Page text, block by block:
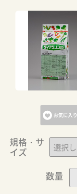
お気に入
規格・サ
イズ
数量